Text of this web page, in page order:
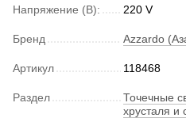
Напряжение (В): 220 V
Бренд Azzardo
Артикул 118468
Раздел
Точечные
хрусталя и